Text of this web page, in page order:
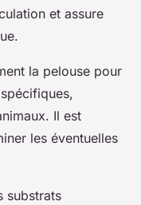
et assure
la pelouse pour
Il est
les éventuelles
substrats